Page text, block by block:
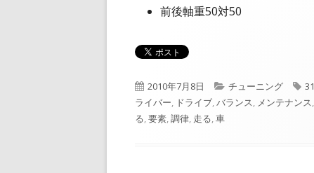
前後軸重50対50
公
開
日
2010年7月8日
カ
テ
チューニング
タ
グ
ライバー, ドライブ,バランス, メンテナンス,
る,要素,調律, 走る,車